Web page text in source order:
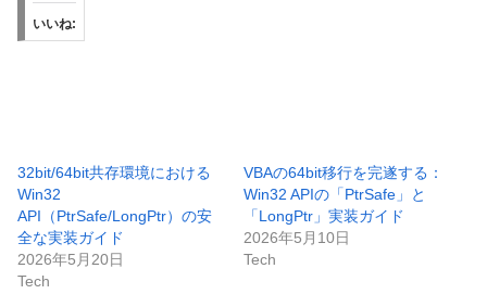
いいね:
32bit/64bit共存環境における
Win32
API（PtrSafe/LongPtr）の安
全な実装ガイド
2026年5月20日
Tech
VBAの64bit移行を完遂する：
Win32 APIの「PtrSafe」と
「LongPtr」実装ガイド
2026年5月10日
Tech